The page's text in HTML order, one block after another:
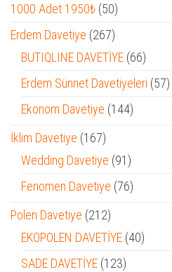
1000 Adet 1950₺ 5050
Erdem Davetiye 267267
ürün
BUTIQLINE DAVETİYE 6666
ürün
Erdem Sünnet Davetiyeleri 5757
Ekonom Davetiye 144144
İklim Davetiye 167167
ürün
Wedding Davetiye 9191
ürün
Fenomen Davetiye 7676
Polen Davetiye 212212
ürün
EKOPOLEN DAVETİYE 4040
SADE DAVETİYE 123123